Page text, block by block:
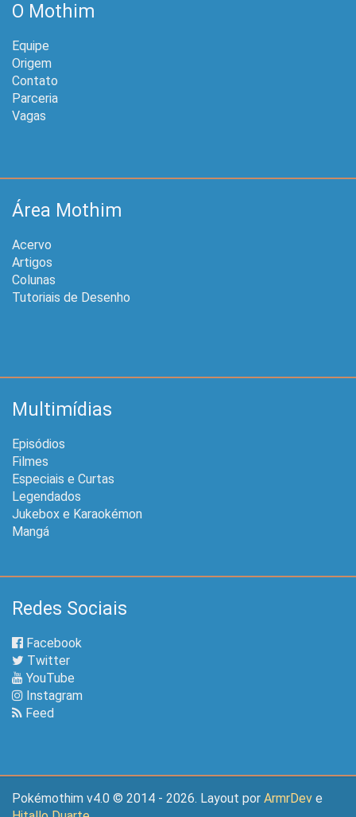
O Mothim
Equipe
Origem
Contato
Parceria
Vagas
Área Mothim
Acervo
Artigos
Colunas
Tutoriais de Desenho
Multimídias
Episódios
Filmes
Especiais e Curtas
Legendados
Jukebox e Karaokémon
Mangá
Redes Sociais
Facebook
Twitter
YouTube
Instagram
Feed
Pokémothim v4.0 © 2014 - 2026. Layout por ArmrDev e